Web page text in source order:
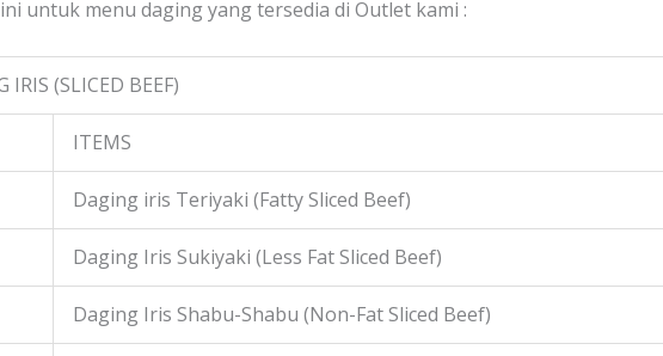
untuk menu daging yang tersedia di Outlet kami :
IRIS (SLICED BEEF)
ITEMS
Daging iris Teriyaki (Fatty Sliced Beef)
Daging Iris Sukiyaki (Less Fat Sliced Beef)
Daging Iris Shabu-Shabu (Non-Fat Sliced Beef)